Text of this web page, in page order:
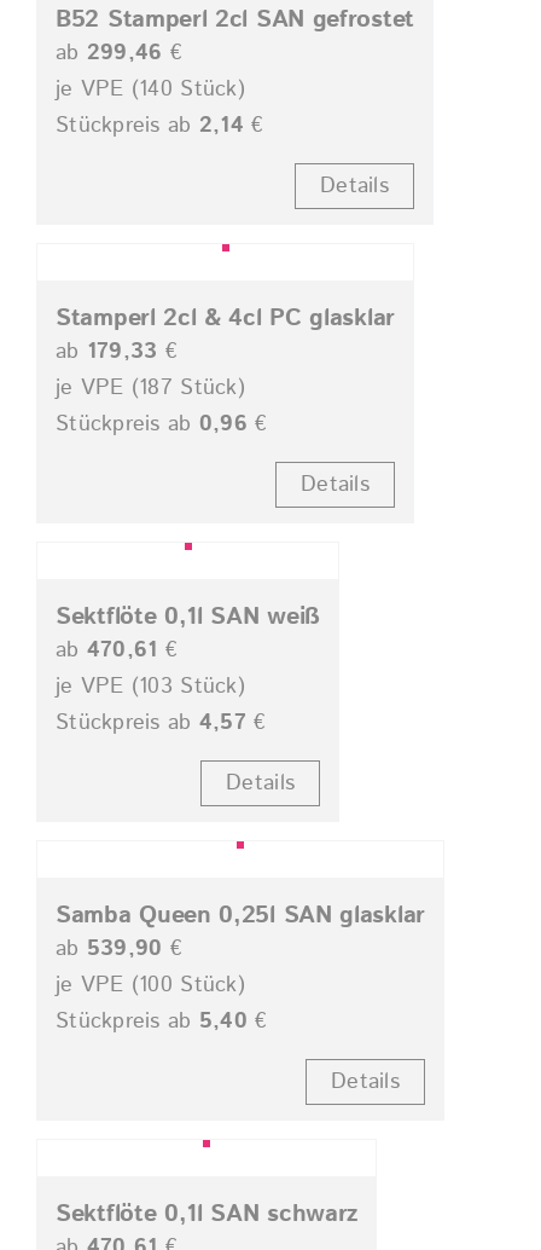
B52 Stamperl 2cl SAN gefrostet
ab 299,46 €
je VPE (140 Stück)
Stückpreis ab 2,14 €
Details
Stamperl 2cl & 4cl PC glasklar
ab 179,33 €
je VPE (187 Stück)
Stückpreis ab 0,96 €
Details
Sektflöte 0,1l SAN weiß
ab 470,61 €
je VPE (103 Stück)
Stückpreis ab 4,57 €
Details
Samba Queen 0,25l SAN glasklar
ab 539,90 €
je VPE (100 Stück)
Stückpreis ab 5,40 €
Details
Sektflöte 0,1l SAN schwarz